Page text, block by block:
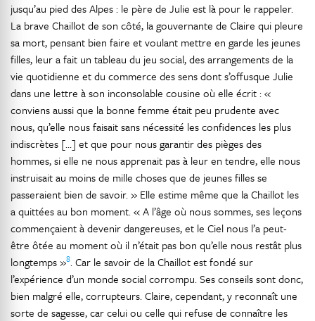
jusqu’au pied des Alpes : le père de Julie est là pour le rappeler.
La brave Chaillot de son côté, la gouvernante de Claire qui pleure
sa mort, pensant bien faire et voulant mettre en garde les jeunes
filles, leur a fait un tableau du jeu social, des arrangements de la
vie quotidienne et du commerce des sens dont s’offusque Julie
dans une lettre à son inconsolable cousine où elle écrit : «
conviens aussi que la bonne femme était peu prudente avec
nous, qu’elle nous faisait sans nécessité les confidences les plus
indiscrètes […] et que pour nous garantir des pièges des
hommes, si elle ne nous apprenait pas à leur en tendre, elle nous
instruisait au moins de mille choses que de jeunes filles se
passeraient bien de savoir. » Elle estime même que la Chaillot les
a quittées au bon moment. « A l’âge où nous sommes, ses leçons
commençaient à devenir dangereuses, et le Ciel nous l’a peut-
être ôtée au moment où il n’était pas bon qu’elle nous restât plus
longtemps »8. Car le savoir de la Chaillot est fondé sur
l’expérience d’un monde social corrompu. Ses conseils sont donc,
bien malgré elle, corrupteurs. Claire, cependant, y reconnaît une
sorte de sagesse, car celui ou celle qui refuse de connaître les